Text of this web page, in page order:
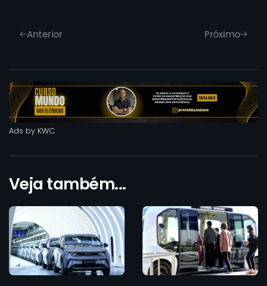
Anterior Próximo
Ads by KWC
Veja também...